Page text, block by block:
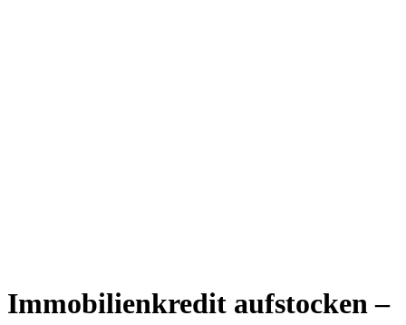
Immobilienkredit aufstocken –